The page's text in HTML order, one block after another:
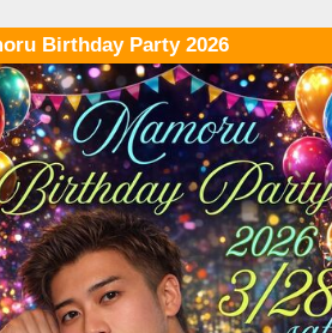
Birthday Party 2026